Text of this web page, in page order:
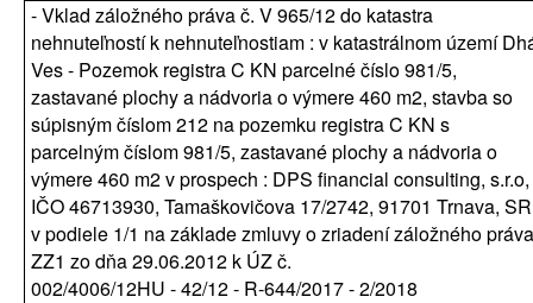
- Vklad záložného práva č. V 965/12 do katastra
nehnuteľností k nehnuteľnostiam : v katastrálnom území
Ves - Pozemok registra C KN parcelné číslo 981/5,
zastavané plochy a nádvoria o výmere 460 m2, stavba so
súpisným číslom 212 na pozemku registra C KN s
parcelným číslom 981/5, zastavané plochy a nádvoria o
výmere 460 m2 v prospech : DPS financial consulting, s.r.o,
IČO 46713930, Tamaškovičova 17/2742, 91701 Trnava, SR
v podiele 1/1 na základe zmluvy o zriadení záložného práva
ZZ1 zo dňa 29.06.2012 k ÚZ č.
002/4006/12HU - 42/12 - R-644/2017 - 2/2018